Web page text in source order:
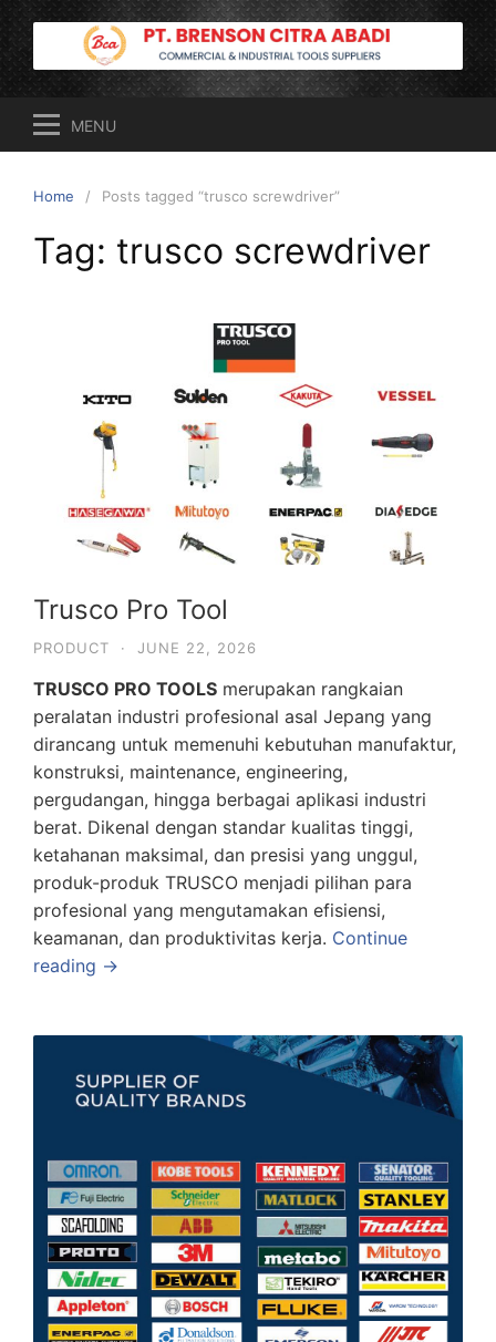
Skip
content
MENU
Home Posts tagged “trusco screwdriver”
Tag: trusco screwdriver
Trusco Pro Tool
PRODUCT · JUNE 22, 2026
TRUSCO PRO TOOLS merupakan rangkaian
peralatan industri profesional asal Jepang yang
dirancang untuk memenuhi kebutuhan manufaktur,
konstruksi, maintenance, engineering,
pergudangan, hingga berbagai aplikasi industri
berat. Dikenal dengan standar kualitas tinggi,
ketahanan maksimal, dan presisi yang unggul,
produk-produk TRUSCO menjadi pilihan para
profesional yang mengutamakan efisiensi,
keamanan, dan produktivitas kerja. Continue
reading →